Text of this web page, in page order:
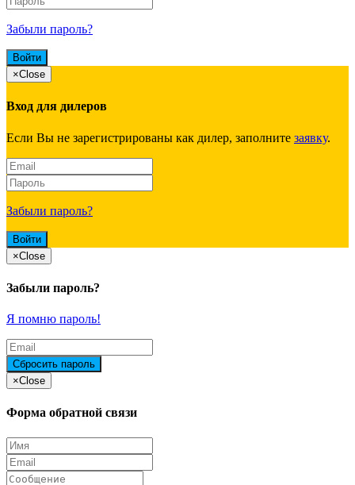
Забыли пароль?
×Close
Вход для дилеров
Если Вы не зарегистрированы как дилер, заполните заявку.
Забыли пароль?
×Close
Забыли пароль?
Я помню пароль!
×Close
Форма обратной связи